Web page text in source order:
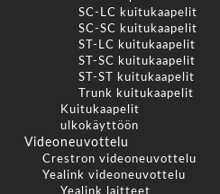
SC-LC kuitukaapelit
SC-SC kuitukaapelit
ST-LC kuitukaapelit
ST-SC kuitukaapelit
ST-ST kuitukaapelit
Trunk kuitukaapelit
Kuitukaapelit
ulkokäyttöön
Videoneuvottelu
Crestron videoneuvottelu
Yealink videoneuvottelu